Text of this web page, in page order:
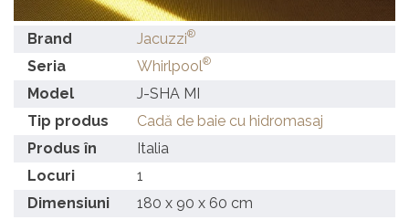
Brand Jacuzzi®
Seria Whirlpool®
Model
J-SHA MI
Tip produs
Cadă de baie cu hidromasaj
Produs în
Italia
Locuri
1
Dimensiuni
180 x 90 x 60 cm